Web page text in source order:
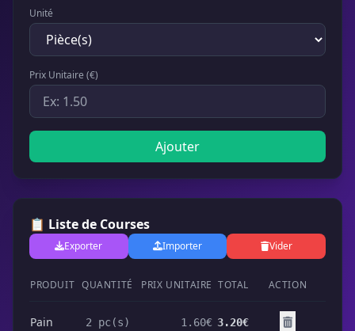
Unité
Prix Unitaire (€)
Ajouter
📋 Liste de Courses
Exporter Importer Vider
PRODUIT QUANTITÉ PRIX UNITAIRE TOTAL ACTION
Pain 2 pc(s) 1.60€ 3.20€